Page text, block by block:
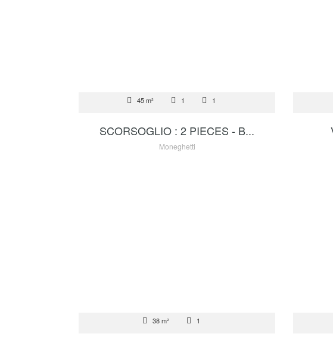
45 m² 1 1
SCORSOGLIO : 2 PIECES - B...
Moneghetti
38 m² 1